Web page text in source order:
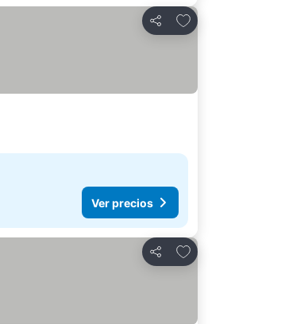
Compartir
Agregar a favoritos
Ver precios
Compartir
Agregar a favoritos